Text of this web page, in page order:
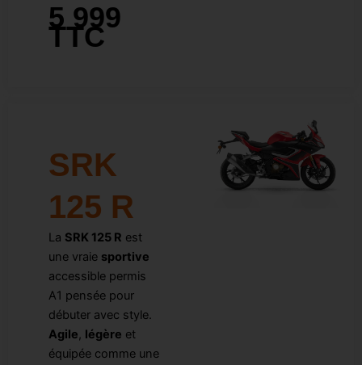
5 999
TTC
SRK
125 R
La SRK 125 R est
une vraie sportive
accessible permis
A1 pensée pour
débuter avec style.
Agile, légère et
équipée comme une